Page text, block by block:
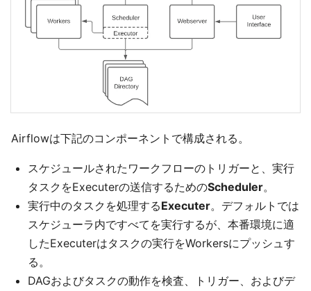
Airflowは下記のコンポーネントで構成される。
スケジュールされたワークフローのトリガーと、実行
タスクをExecuterの送信するためのScheduler。
実行中のタスクを処理するExecuter。デフォルトでは
スケジューラ内ですべてを実行するが、本番環境に適
したExecuterはタスクの実行をWorkersにプッシュす
る。
DAGおよびタスクの動作を検査、トリガー、およびデ